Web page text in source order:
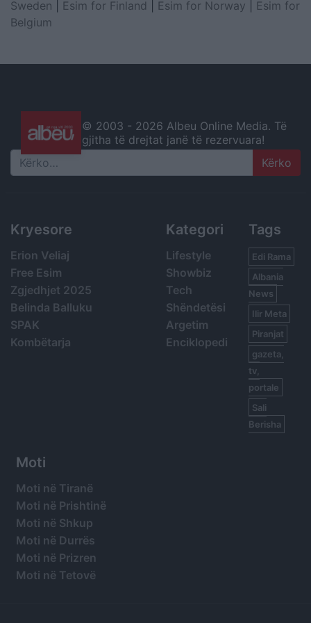
Sweden
Esim for Finland Esim for Norway
Esim for
Belgium
© 2003 - 2026 Albeu Online Media. Të
gjitha të drejtat janë të rezervuara!
Search
Kryesore
Erion Veliaj
Free Esim
Zgjedhjet 2025
Belinda Balluku
SPAK
Kombëtarja
Kategori
Lifestyle
Showbiz
Tech
Shëndetësi
Argetim
Enciklopedi
Tags
Edi Rama
Albania
News
Ilir Meta
Piranjat
gazeta,
tv,
portale
Sali
Berisha
Moti
Moti në Tiranë
Moti në Prishtinë
Moti në Shkup
Moti në Durrës
Moti në Prizren
Moti në Tetovë